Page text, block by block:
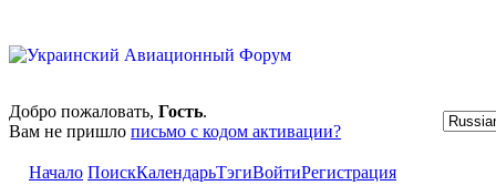
Добро пожаловать, Гость.
Вам не пришло письмо с кодом активации?
Начало ПоискКалендарьТэгиВойтиРегистрация